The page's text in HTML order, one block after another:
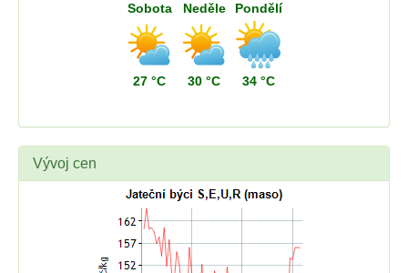
Sobota
27 °C
Neděle
30 °C
Pondělí
34 °C
Vývoj cen